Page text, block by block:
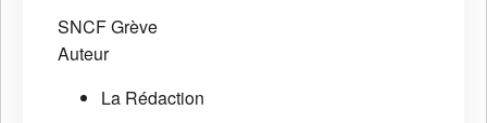
SNCFGrève
Auteur
La Rédaction